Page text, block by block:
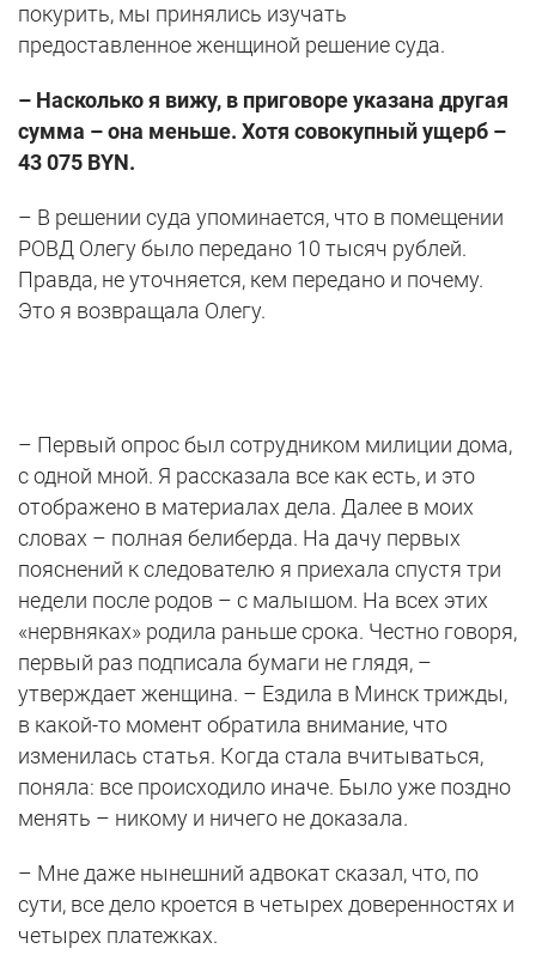
покурить, мы принялись изучать
предоставленное женщиной решение суда.
– Насколько я вижу, в приговоре указана другая
сумма – она меньше. Хотя совокупный ущерб –
43 075 BYN.
– В решении суда упоминается, что в помещении
РОВД Олегу было передано 10 тысяч рублей.
Правда, не уточняется, кем передано и почему.
Это я возвращала Олегу.
– Первый опрос был сотрудником милиции дома,
с одной мной. Я рассказала все как есть, и это
отображено в материалах дела. Далее в моих
словах – полная белиберда. На дачу первых
пояснений к следователю я приехала спустя три
недели после родов – с малышом. На всех этих
«нервняках» родила раньше срока. Честно говоря,
первый раз подписала бумаги не глядя, –
утверждает женщина. – Ездила в Минск трижды,
в какой-то момент обратила внимание, что
изменилась статья. Когда стала вчитываться,
поняла: все происходило иначе. Было уже поздно
менять – никому и ничего не доказала.
– Мне даже нынешний адвокат сказал, что, по
сути, все дело кроется в четырех доверенностях и
четырех платежках.